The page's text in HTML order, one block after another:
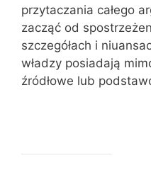
przytaczania całego
zacząć od
szczegółach i
władzy posiadają
źródłowe lub